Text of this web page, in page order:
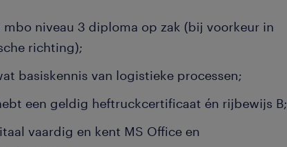
mbo niveau 3 diploma op zak (bij voorkeur in
richting);
basiskennis van logistieke processen;
een geldig heftruckcertificaat én rijbewijs B;
vaardig en kent MS Office en